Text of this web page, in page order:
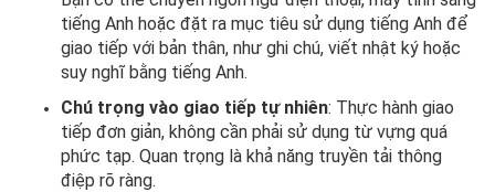
tiếng Anh hoặc đặt ra mục tiêu sử dụng tiếng Anh để
giao tiếp với bản thân, như ghi chú, viết nhật ký hoặc
suy nghĩ bằng tiếng Anh.
Chú trọng vào giao tiếp tự nhiên: Thực hành giao
tiếp đơn giản, không cần phải sử dụng từ vựng quá
phức tạp. Quan trọng là khả năng truyền tải thông
điệp rõ ràng.